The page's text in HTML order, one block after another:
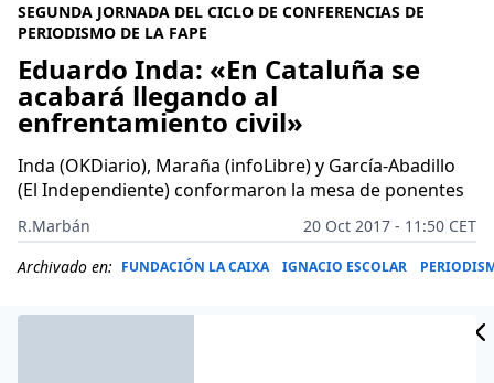
SEGUNDA JORNADA DEL CICLO DE CONFERENCIAS DE
PERIODISMO DE LA FAPE
Eduardo Inda: «En Cataluña se
acabará llegando al
enfrentamiento civil»
Inda (OKDiario), Maraña (infoLibre) y García-Abadillo
(El Independiente) conformaron la mesa de ponentes
R.Marbán
20 Oct 2017 - 11:50 CET
Archivado en: FUNDACIÓN LA CAIXA IGNACIO ESCOLAR